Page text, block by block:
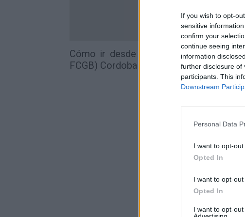
If you wish to opt-
sensitive
confirm your
continue seeing
information
further disclosure of
participants. This
Downstream
Personal Data
I want to opt-
Opted In
I want to opt-
Opted In
I want to opt-
Cómo ir desde CERRO CHAMPAQUI a
FCGB) Cordoba